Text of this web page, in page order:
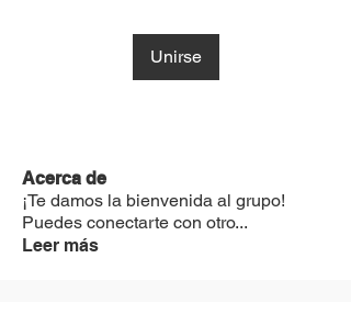
Unirse
Acerca de
¡Te damos la bienvenida al grupo!
Puedes conectarte con otro...
Leer más